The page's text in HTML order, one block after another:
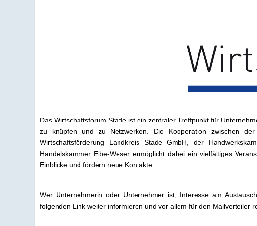
Das Wirtschaftsforum Stade ist ein zentraler Treffpunkt für
zu knüpfen und zu Netzwerken. Die Kooperation zwischen
Wirtschaftsförderung Landkreis Stade GmbH, der
Handelskammer Elbe-Weser ermöglicht dabei ein vielfältiges
Einblicke und fördern neue Kontakte.
Wer Unternehmerin oder Unternehmer ist, Interesse am
folgenden Link weiter informieren und vor allem für den Mailverteiler